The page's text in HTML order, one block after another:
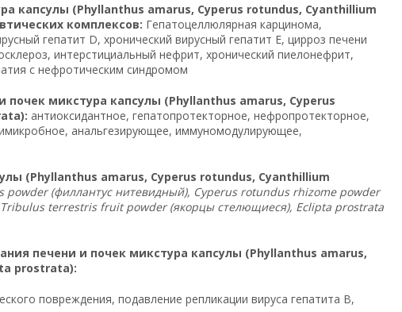
капсулы (Phyllanthus amarus, Cyperus rotundus, Cyanthillium
комплексов: Гепатоцеллюлярная карцинома,
гепатит D, хронический вирусный гепатит E, цирроз печени
интерстициальный нефрит, хронический пиелонефрит,
с нефротическим синдромом
микстура капсулы (Phyllanthus amarus, Cyperus
антиоксидантное, гепатопротекторное, нефропротекторное,
анальгезирующее, иммуномодулирующее,
(Phyllanthus amarus, Cyperus rotundus, Cyanthillium
powder (филлантус нитевидный), Cyperus rotundus rhizome powder
terrestris fruit powder (якорцы стелющиеся), Eclipta prostrata
печени и почек микстура капсулы (Phyllanthus amarus,
prostrata):
повреждения, подавление репликации вируса гепатита B,